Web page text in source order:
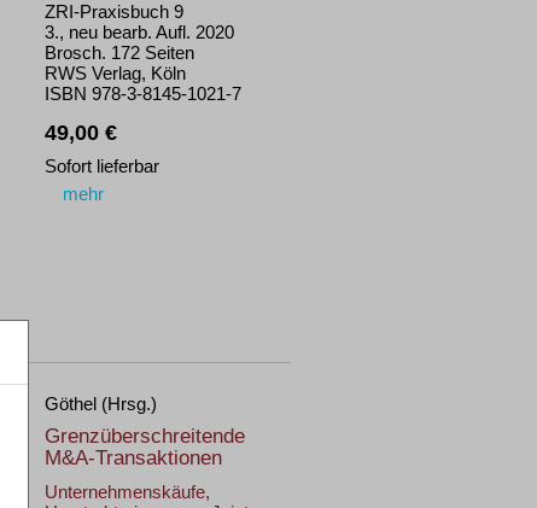
ZRI-Praxisbuch 9
3., neu bearb. Aufl. 2020
Brosch. 172 Seiten
RWS Verlag, Köln
ISBN 978-3-8145-1021-7
49,00 €
Sofort lieferbar
mehr
Göthel (Hrsg.)
Grenzüberschreitende
M&A-Transaktionen
Unternehmenskäufe,